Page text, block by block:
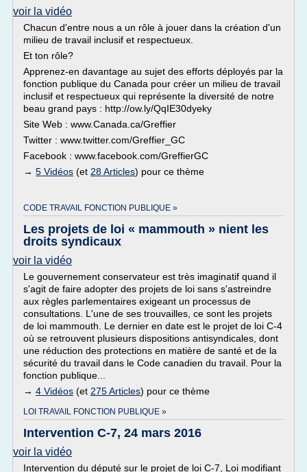
voir la vidéo
Chacun d'entre nous a un rôle à jouer dans la création d'un
milieu de travail inclusif et respectueux.
Et ton rôle?
Apprenez-en davantage au sujet des efforts déployés par la
fonction publique du Canada pour créer un milieu de travail
inclusif et respectueux qui représente la diversité de notre
beau grand pays : http://ow.ly/QqIE30dyeky
Site Web : www.Canada.ca/Greffier
Twitter : www.twitter.com/Greffier_GC
Facebook : www.facebook.com/GreffierGC
→ 5 Vidéos (et 28 Articles) pour ce thème
CODE TRAVAIL FONCTION PUBLIQUE »
Les projets de loi « mammouth » nient les
droits syndicaux
voir la vidéo
Le gouvernement conservateur est très imaginatif quand il
s'agit de faire adopter des projets de loi sans s'astreindre
aux règles parlementaires exigeant un processus de
consultations. L'une de ses trouvailles, ce sont les projets
de loi mammouth. Le dernier en date est le projet de loi C-4
où se retrouvent plusieurs dispositions antisyndicales, dont
une réduction des protections en matière de santé et de la
sécurité du travail dans le Code canadien du travail. Pour la
fonction publique...
→ 4 Vidéos (et 275 Articles) pour ce thème
LOI TRAVAIL FONCTION PUBLIQUE »
Intervention C-7, 24 mars 2016
voir la vidéo
Intervention du député sur le projet de loi C-7, Loi modifiant